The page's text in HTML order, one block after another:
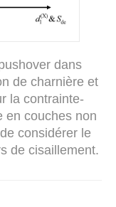
dans
de charnière et
la contrainte-
en couches non
considérer le
de cisaillement.